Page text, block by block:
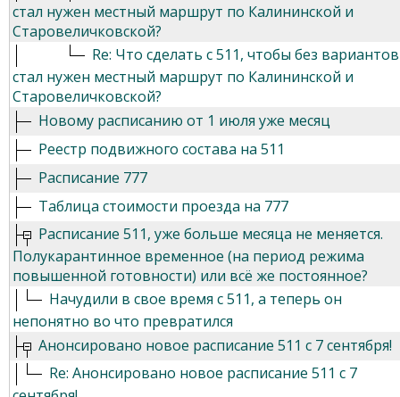
стал нужен местный маршрут по Калининской и
Старовеличковской?
Re: Что сделать с 511, чтобы без вариантов
стал нужен местный маршрут по Калининской и
Старовеличковской?
Новому расписанию от 1 июля уже месяц
Реестр подвижного состава на 511
Расписание 777
Таблица стоимости проезда на 777
Расписание 511, уже больше месяца не меняется.
Полукарантинное временное (на период режима
повышенной готовности) или всё же постоянное?
Начудили в свое время с 511, а теперь он
непонятно во что превратился
Анонсировано новое расписание 511 с 7 сентября!
Re: Анонсировано новое расписание 511 с 7